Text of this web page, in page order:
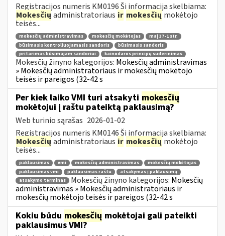
Registracijos numeris KM0196 Ši informacija skelbiama:
Mokesčių administratoriaus ir mokesčių mokėtojo
teisės...
mokesčių administravimas mokesčių mokėtojas
maį 37-1 str.
būsimasis kontroliuojamasis sandoris
būsimasis sandoris
pritarimas būsimajam sandoriui
kainodaros principų suderinimas
Mokesčių žinyno kategorijos: Mokesčių administravimas
» Mokesčių administratoriaus ir mokesčių mokėtojo
teisės ir pareigos (32-42 s
Per kiek laiko VMI turi atsakyti mokesčių
mokėtojui į raštu pateiktą paklausimą?
Web turinio sąrašas 2026-01-02
Registracijos numeris KM0146 Ši informacija skelbiama:
Mokesčių administratoriaus ir mokesčių mokėtojo
teisės...
paklausimas vmi mokesčių administravimas
mokesčių mokėtojas
paklausimas vmi
paklausimas raštu
atsakymas į paklausimą
atsakymo terminas
Mokesčių žinyno kategorijos: Mokesčių
administravimas » Mokesčių administratoriaus ir
mokesčių mokėtojo teisės ir pareigos (32-42 s
Kokiu būdu mokesčių mokėtojai gali pateikti
paklausimus VMI?